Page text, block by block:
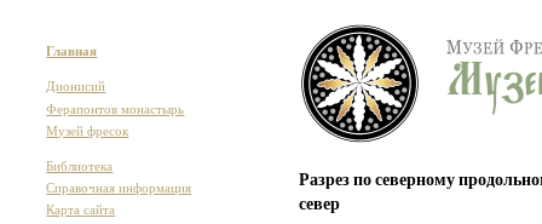
Главная
Дионисий
Ферапонтов монастырь
Музей фресок
Библиотека
Справочная информация
Карта сайта
Разрез по северному
север